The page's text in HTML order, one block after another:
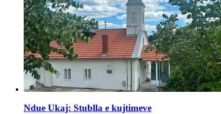
Ndue Ukaj: Stublla e kujtimeve